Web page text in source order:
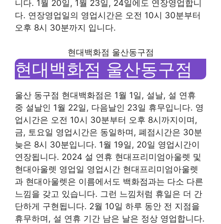
니다. 1월 20일, 1월 23일, 24일에도 연장영업합니
다. 연장영업일의 영업시간은 오전 10시 30분부터
오후 8시 30분까지 입니다.
현대백화점 울산동구점
현대백화점 울산동구점
울산 동구점 현대백화점은 1월 1일, 설날, 설 연휴
중 설날인 1월 22일, 다음날인 23일 휴무입니다. 영
업시간은 오전 10시 30분부터 오후 8시까지이며,
금, 토요일 영업시간은 동일하며, 폐점시간은 30분
늦은 8시 30분입니다. 1월 19일, 20일 영업시간이
연장됩니다. 2024 설 연휴 현대프리미엄아울렛 및
현대아울렛 영업일 영업시간 현대프리미엄아울렛
과 현대아울렛은 이름에서도 백화점과는 다소 다른
느낌을 갖고 있습니다. 그런 느낌처럼 휴일은 더 간
단하게 구현됩니다. 2월 10일 하루 동안 전 지점을
휴무하며, 설 연휴 기간 남은 날은 정상 영업합니다.